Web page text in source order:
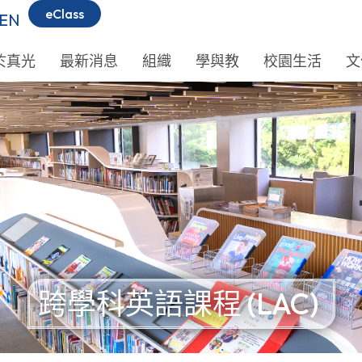
eClass
真光 最新消息 組織 學與教 校園生活
跨學科英語課程 (LAC)